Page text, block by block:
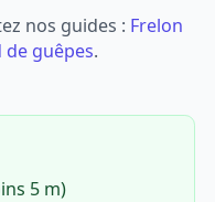
nos guides : Frelon
de guêpes.
5 m)